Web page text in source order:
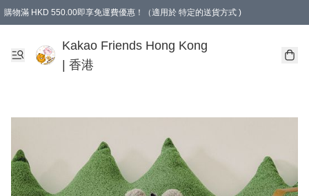
購物滿 HKD 550.00即享免運費優惠！（適用於 特定的送貨方式 )
Kakao Friends Hong Kong
| 香港